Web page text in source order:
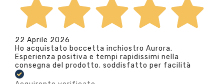
22 Aprile 2026
Ho acquistato boccetta inchiostro Aurora.
Esperienza positiva e tempi rapidissimi nella
consegna del prodotto. soddisfatto per facilità